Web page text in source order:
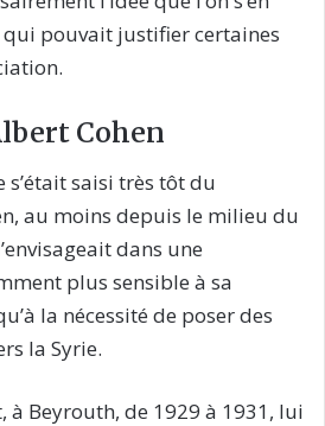
qui pouvait justifier certaines
Cohen
s’était saisi très tôt du
au moins depuis le milieu du
dans une
plus sensible à sa
la nécessité de poser des
la Syrie.
à Beyrouth, de 1929 à 1931, lui